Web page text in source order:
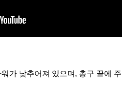
가 낮추어져 있으며, 총구 끝에